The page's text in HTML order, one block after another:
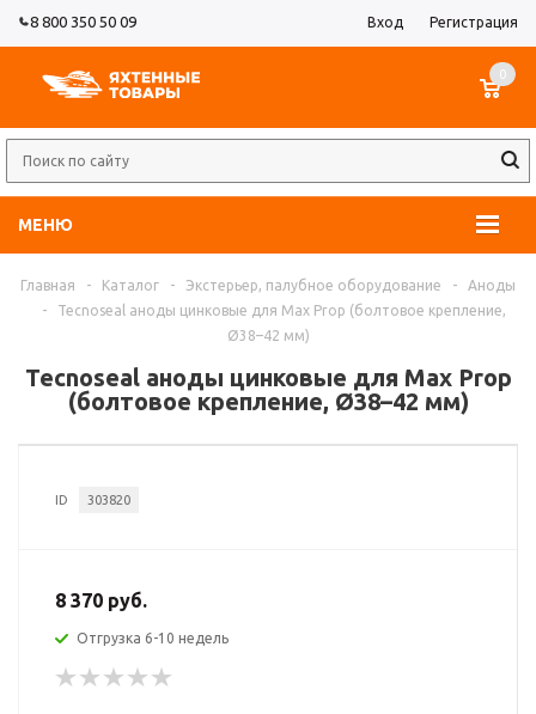
8 800 350 50 09 Вход Регистрация
МЕНЮ
0
Главная - Каталог - Экстерьер, палубное оборудование -
Аноды
-
Tecnoseal аноды цинковые для Max Prop (болтовое крепление,
Ø38–42 мм)
Tecnoseal аноды цинковые для Max Prop
(болтовое крепление, Ø38–42 мм)
ID 303820
8 370 руб.
Отгрузка 6-10 недель